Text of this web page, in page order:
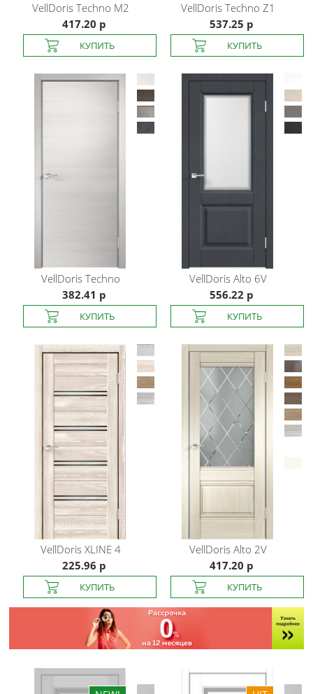
VellDoris Techno M2
417.20 р
VellDoris Techno Z1
537.25 р
VellDoris Techno
382.41 р
VellDoris Alto 6V
556.22 р
VellDoris XLINE 4
225.96 р
VellDoris Alto 2V
417.20 р